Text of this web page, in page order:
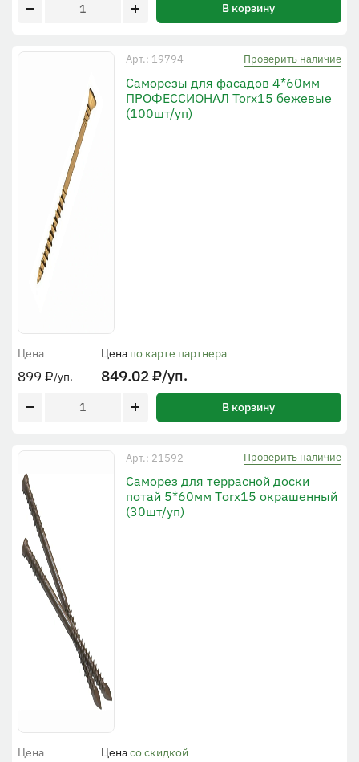
В корзину
Арт.: 19794 Проверить наличие
Cаморезы для фасадов 4*60мм
ПРОФЕССИОНАЛ Torx15 бежевые
(100шт/уп)
Цена
899 ₽/уп.
Цена по карте партнера
849.02₽/уп.
В корзину
Арт.: 21592 Проверить наличие
Саморез для террасной доски
потай 5*60мм Тorx15 окрашенный
(30шт/уп)
Цена Ценасо скидкой